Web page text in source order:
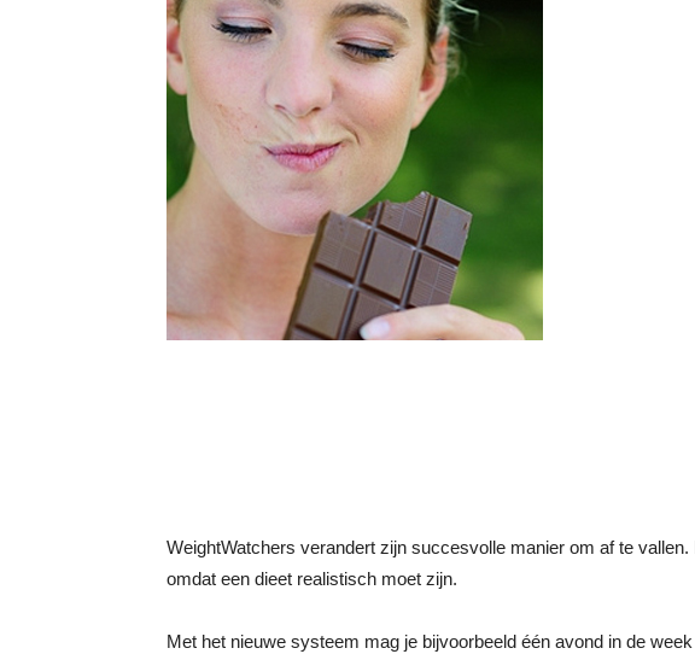
WeightWatchers verandert zijn succesvolle manier om af te
omdat een dieet realistisch moet zijn.
Met het nieuwe systeem mag je bijvoorbeeld één avond in de